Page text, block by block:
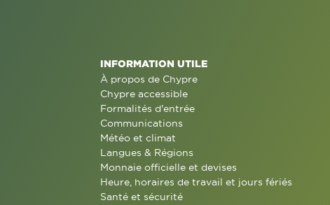
INFORMATION UTILE
À propos de Chypre
Chypre accessible
Formalités d'entrée
Communications
Météo et climat
Langues & Régions
Monnaie officielle et devises
Heure, horaires de travail et jours fériés
Santé et sécurité